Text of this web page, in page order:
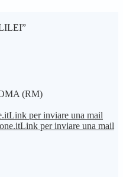
(RM)
Link per inviare una mail
Link per inviare una mail